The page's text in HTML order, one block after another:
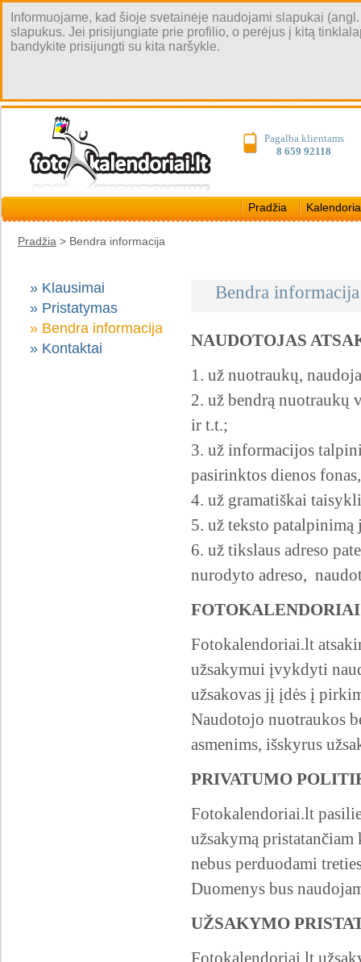
Informuojame, kad šioje svetainėje naudojami slapukai
slapukus. Jei prisijungiate prie profilio, o perėjus į kitą
bandykite prisijungti su kita naršykle.
Pagalba klientams
8 659 92118
Pradžia
Pradžia > Bendra informacija
» Klausimai
» Pristatymas
» Bendra informacija
» Kontaktai
Bendra informacija
NAUDOTOJAS
1. už nuotraukų,
2. už bendrą nuotraukų
ir t.t.;
3. už informacijos
pasirinktos dienos
4. už gramatiškai
5. už teksto
6. už tikslaus adreso
nurodyto adreso,
Fotokalendoriai.lt
užsakymui įvykdyti
užsakovas jį įdės į
Naudotojo nuotraukos
asmenims, išskyrus
PRIVATUMO
Fotokalendoriai.lt
užsakymą
nebus perduodami
Duomenys bus
UŽSAKYMO
Fotokalendoriai.lt